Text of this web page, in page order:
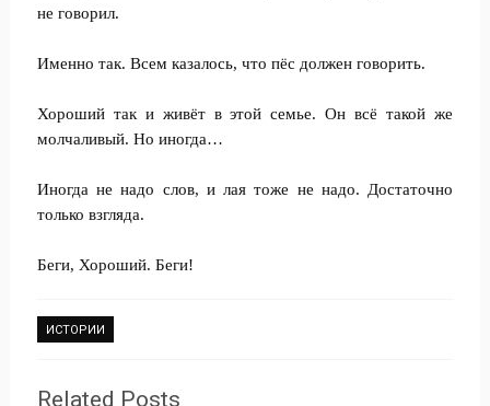
не говорил.
Именно так. Всем казалось, что пёс должен говорить.
Хороший так и живёт в этой семье. Он всё такой же
молчаливый. Но иногда…
Иногда не надо слов, и лая тоже не надо. Достаточно
только взгляда.
Беги, Хороший. Беги!
ИСТОРИИ
Related Posts